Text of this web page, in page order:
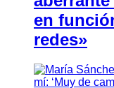
en
redes»